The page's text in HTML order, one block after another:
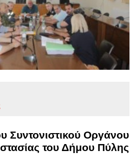
Συντονιστικού Οργάνου
του Δήμου Πύλης